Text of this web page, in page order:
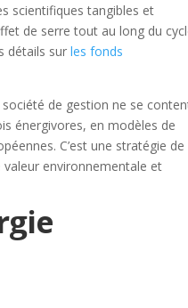
scientifiques tangibles et
de serre tout au long du
détails surles fonds
société de gestion ne se
énergivores, en modèles de
C’est une stratégie de
environnementale et